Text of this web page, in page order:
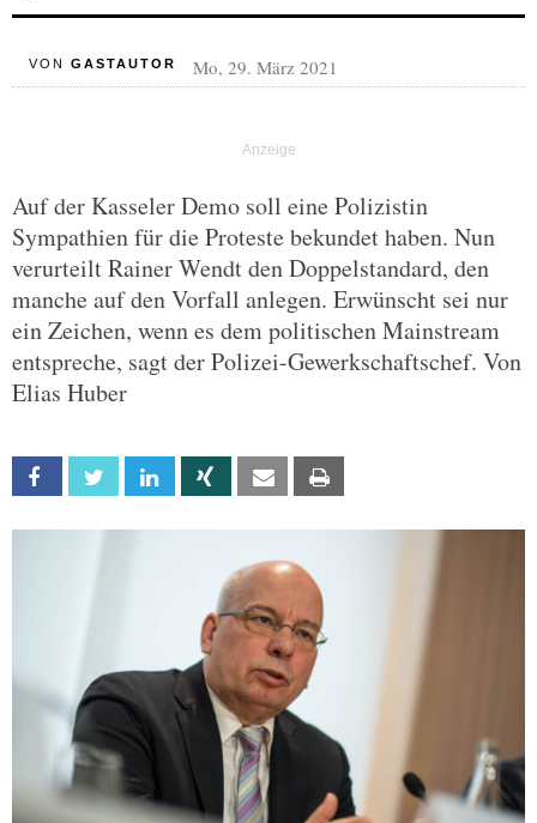
VON GASTAUTOR Mo, 29. März 2021
Auf der Kasseler Demo soll eine Polizistin
Sympathien für die Proteste bekundet haben. Nun
verurteilt Rainer Wendt den Doppelstandard, den
manche auf den Vorfall anlegen. Erwünscht sei nur
ein Zeichen, wenn es dem politischen Mainstream
entspreche, sagt der Polizei-Gewerkschaftschef. Von
Elias Huber
Facebook Twitter Linkedin Xing Email